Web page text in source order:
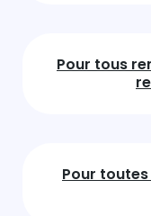
Pour tous
Pour